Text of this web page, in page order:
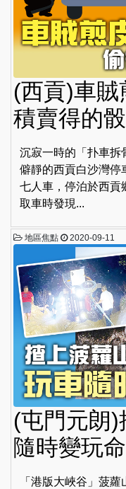
(西貢)車賊
積賣得的骰
沉寂一時的「扑車拆
僻靜的西貢白沙灣停
七人車，停泊於西貢
取車時發現...
地區焦點 2020-09-11
(屯門元朗
隨時變玩命
「港版大峽谷」菠